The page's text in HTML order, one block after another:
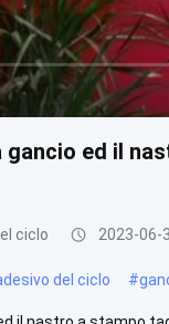
ed il
ciclo 2023-06-
del ciclo #